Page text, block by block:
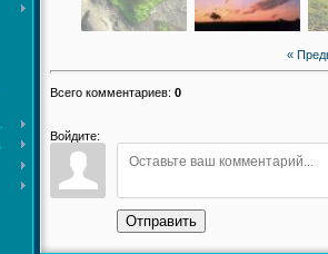
«
Всего комментариев: 0
Войдите:
Отправить